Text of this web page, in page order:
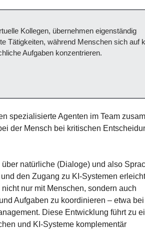
Kollegen, übernehmen eigenständig
Tätigkeiten, während Menschen sich auf
Aufgaben konzentrieren.
spezialisierte Agenten im Team
der Mensch bei kritischen
natürliche (Dialoge) und also
den Zugang zu KI-Systemen
nur mit Menschen, sondern auch
Aufgaben zu koordinieren – etwa bei
Diese Entwicklung führt zu
und KI-Systeme komplementär